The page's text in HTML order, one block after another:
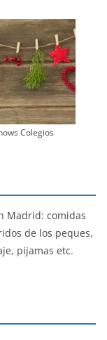
Colegios
Madrid: comidas
de los peques,
pijamas etc.